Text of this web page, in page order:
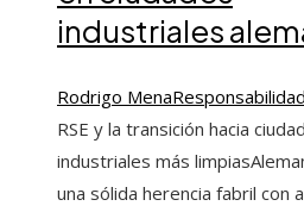
industriales
Rodrigo Mena
RSE y la transición hacia
industriales más
una sólida herencia fabril con